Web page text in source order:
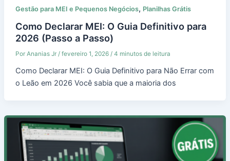
Gestão para MEI e Pequenos Negócios, Planilhas Grátis
Como Declarar MEI: O Guia Definitivo para
2026 (Passo a Passo)
Por Ananias Jr / fevereiro 1, 2026 / 4 minutos de leitura
Como Declarar MEI: O Guia Definitivo para Não Errar com
o Leão em 2026 Você sabia que a maioria dos